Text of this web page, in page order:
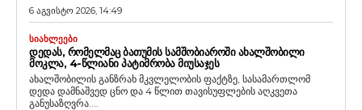
6 აგვისტო 2026, 14:49
ᲡᲘᲐᲮᲚᲔᲔᲑᲘ
ᲓᲔᲓᲐᲡ, ᲠᲝᲛᲔᲚᲛᲐᲪ ᲑᲐᲗᲣᲛᲘᲡ ᲡᲐᲛᲨᲝᲑᲘᲐᲠᲝᲨᲘ ᲐᲮᲐᲚᲨᲝᲑᲘᲚᲘ
ᲛᲝᲙᲚᲐ, 4-ᲬᲚᲘᲐᲜᲘ ᲞᲐᲢᲘᲛᲠᲝᲑᲐ ᲛᲘᲣᲡᲐᲯᲔᲡ
ახალშობილის განზრახ მკვლელობის ფაქტზე, სასამართლომ
დედა დამნაშვედ ცნო და 4 წლით თავისუფლების აღკვეთა
განუსაზღვრა....